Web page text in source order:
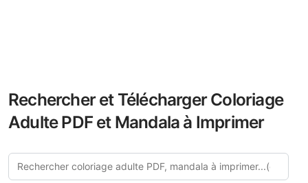
Rechercher et Télécharger Coloriage
Adulte PDF et Mandala à Imprimer